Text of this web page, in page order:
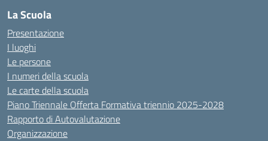
La Scuola
Presentazione
I luoghi
Le persone
I numeri della scuola
Le carte della scuola
Piano Triennale Offerta Formativa triennio 2025-2028
Rapporto di Autovalutazione
Organizzazione